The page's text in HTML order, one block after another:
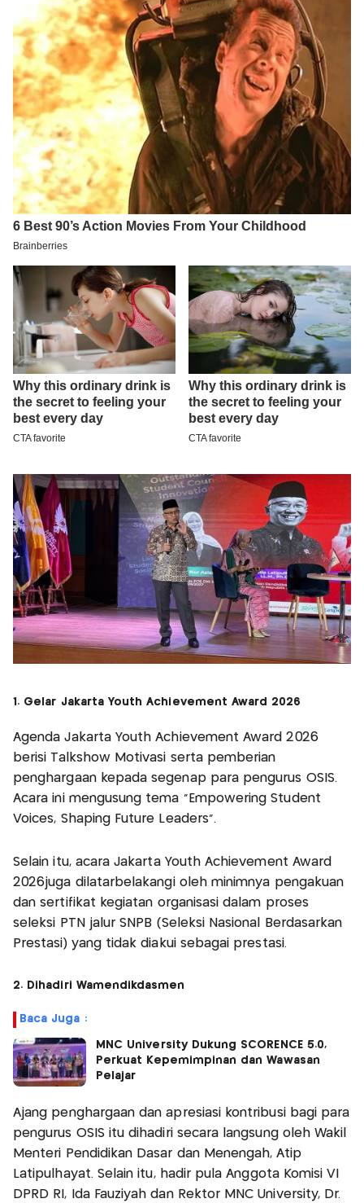
1. Gelar Jakarta Youth Achievement Award 2026
Agenda Jakarta Youth Achievement Award 2026
berisi Talkshow Motivasi serta pemberian
penghargaan kepada segenap para pengurus OSIS.
Acara ini mengusung tema “Empowering Student
Voices, Shaping Future Leaders”.
Selain itu, acara Jakarta Youth Achievement Award
2026juga dilatarbelakangi oleh minimnya pengakuan
dan sertifikat kegiatan organisasi dalam proses
seleksi PTN jalur SNPB (Seleksi Nasional Berdasarkan
Prestasi) yang tidak diakui sebagai prestasi.
2. Dihadiri Wamendikdasmen
Baca Juga :
MNC University Dukung SCORENCE 5.0,
Perkuat Kepemimpinan dan Wawasan
Pelajar
Ajang penghargaan dan apresiasi kontribusi bagi para
pengurus OSIS itu dihadiri secara langsung oleh Wakil
Menteri Pendidikan Dasar dan Menengah, Atip
Latipulhayat. Selain itu, hadir pula Anggota Komisi VI
DPRD RI, Ida Fauziyah dan Rektor MNC University, Dr.